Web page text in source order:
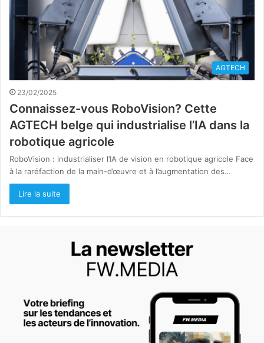
AGTECH
23/02/2025
Connaissez-vous RoboVision? Cette
AGTECH belge qui industrialise l’IA dans la
robotique agricole
RoboVision : industrialiser l’IA de vision en robotique agricole Face
à la raréfaction de la main-d’œuvre et à l’augmentation des…
Lire la suite